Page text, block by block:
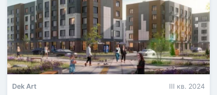
Dek Art
III кв. 2024